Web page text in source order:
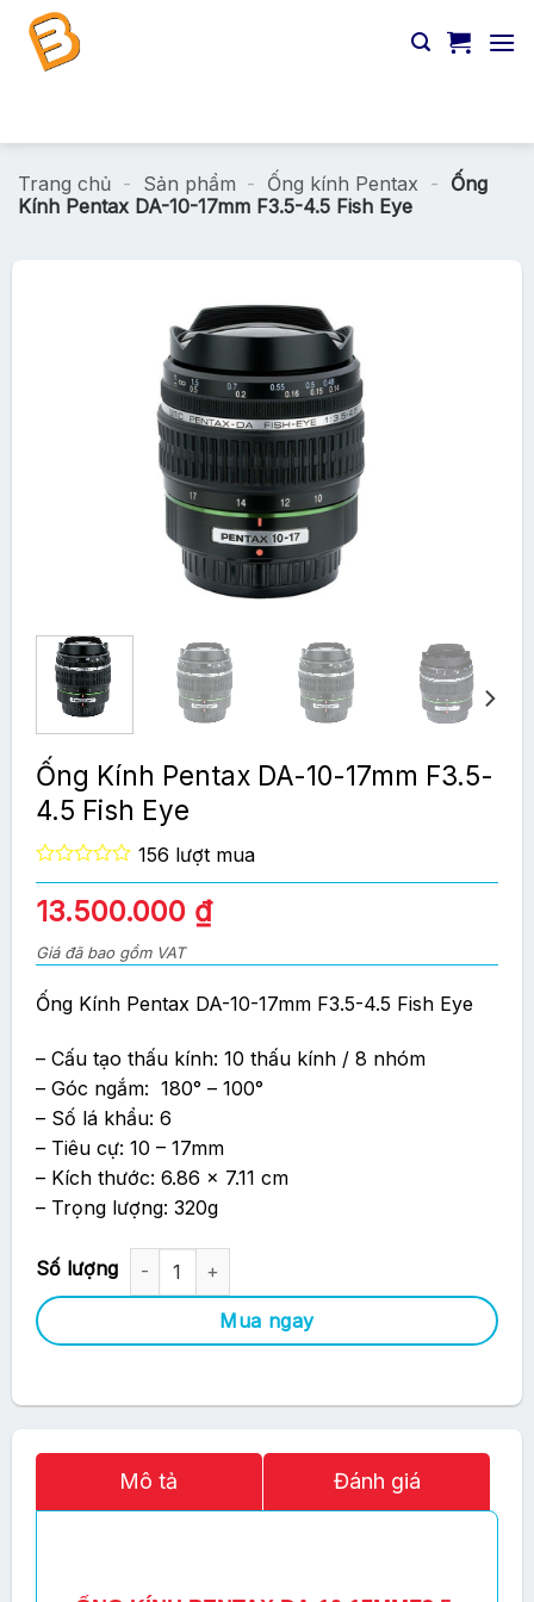
Chuyển
đến
Trang chủ - Sản phẩm - Ống kính Pentax - Ống
Kính Pentax DA-10-17mm F3.5-4.5 Fish Eye
Ống Kính Pentax DA-10-17mm F3.5-
4.5 Fish Eye
0
out
of
156 lượt mua
Giá
gốc
là:
14.900.000 ₫.
13.500.000 ₫Giá
hiện
tại
là:
Giá đã bao gồm VAT
Ống Kính Pentax DA-10-17mm F3.5-4.5 Fish Eye
– Cấu tạo thấu kính: 10 thấu kính / 8 nhóm
– Góc ngắm: 180° – 100°
– Số lá khẩu: 6
– Tiêu cự: 10 – 17mm
– Kích thước: 6.86 x 7.11 cm
– Trọng lượng: 320g
Ống Kính Pentax DA-10-17mm F3.5-4.5 Fish Eye số lượng
Mua ngay
Mô tả Đánh giá